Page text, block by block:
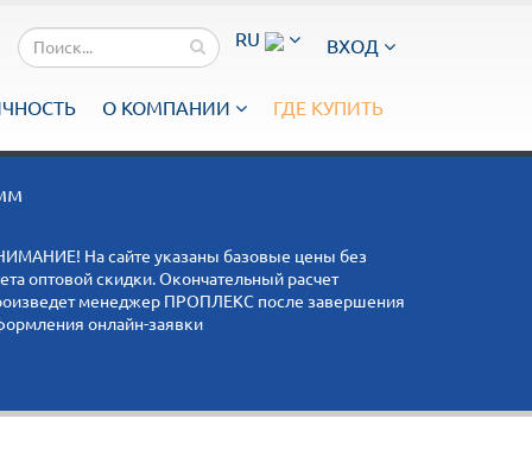
RU ВХОД
О КОМПАНИИ ГДЕ КУПИТЬ
На сайте указаны базовые цены без
оптовой скидки. Окончательный расчет
менеджер ПРОПЛЕКС после завершения
онлайн-заявки